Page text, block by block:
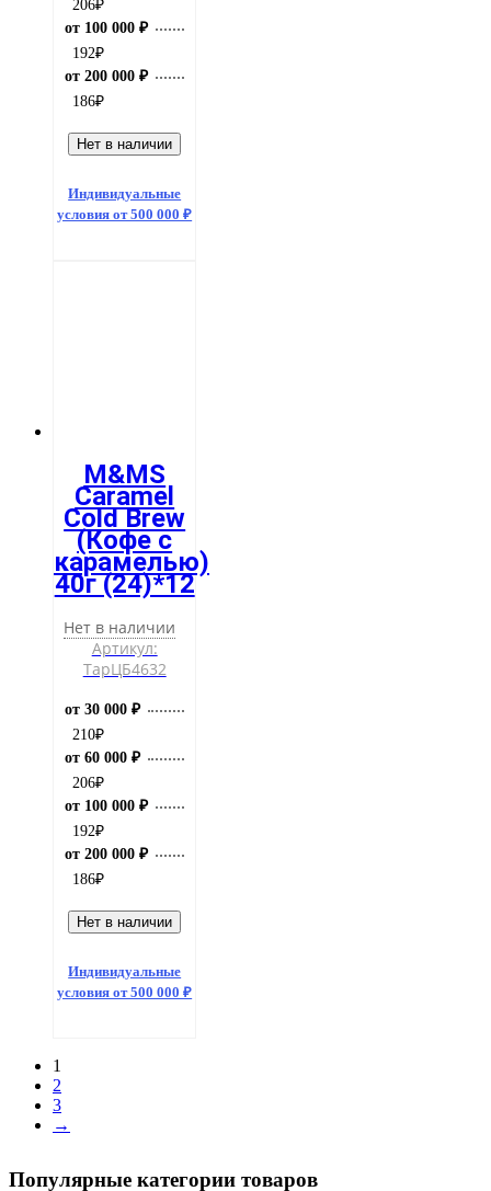
206₽
от 100 000 ₽
192₽
от 200 000 ₽
186₽
Нет в наличии
Индивидуальные
условия от 500 000 ₽
M&MS
Caramel
Cold Brew
(Кофе с
карамелью)
40г (24)*12
Нет в наличии
Артикул:
ТарЦБ4632
от 30 000 ₽
210₽
от 60 000 ₽
206₽
от 100 000 ₽
192₽
от 200 000 ₽
186₽
Нет в наличии
Индивидуальные
условия от 500 000 ₽
1
2
3
→
Популярные категории товаров